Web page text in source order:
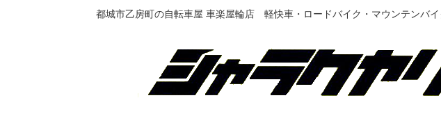
都城市乙房町の自転車屋 車楽屋輪店 軽快車・ロードバイク・マウンテンバ